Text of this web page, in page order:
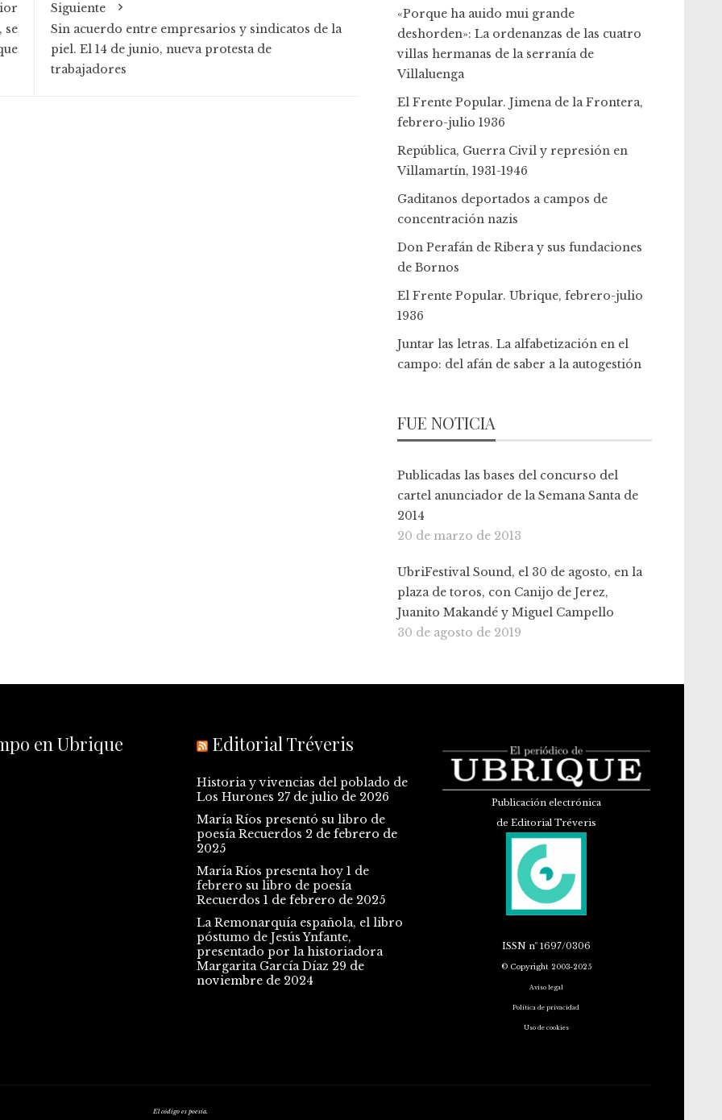
se
Siguiente
Sin acuerdo entre empresarios y sindicatos de la
piel. El 14 de junio, nueva protesta de
trabajadores
«Porque ha auido mui grande
deshorden»: La ordenanzas de las cuatro
villas hermanas de la serranía de
Villaluenga
El Frente Popular. Jimena de la Frontera,
febrero-julio 1936
República, Guerra Civil y represión en
Villamartín, 1931-1946
Gaditanos deportados a campos de
concentración nazis
Don Perafán de Ribera y sus fundaciones
de Bornos
El Frente Popular. Ubrique, febrero-julio
1936
Juntar las letras. La alfabetización en el
campo: del afán de saber a la autogestión
FUE NOTICIA
Publicadas las bases del concurso del
cartel anunciador de la Semana Santa de
2014
20 de marzo de 2013
UbriFestival Sound, el 30 de agosto, en la
plaza de toros, con Canijo de Jerez,
Juanito Makandé y Miguel Campello
30 de agosto de 2019
en Ubrique Editorial Tréveris
Historia y vivencias del poblado de
Los Hurones 27 de julio de 2026
María Ríos presentó su libro de
poesía Recuerdos 2 de febrero de
2025
María Ríos presenta hoy 1 de
febrero su libro de poesía
Recuerdos 1 de febrero de 2025
La Remonarquía española, el libro
póstumo de Jesús Ynfante,
presentado por la historiadora
Margarita García Díaz 29 de
noviembre de 2024
Publicación electrónica
de Editorial Tréveris
ISSNnº 1697/0306
© Copyright 2003-2025
Aviso legal
Política de privacidad
Uso de cookies
El código es poesía.